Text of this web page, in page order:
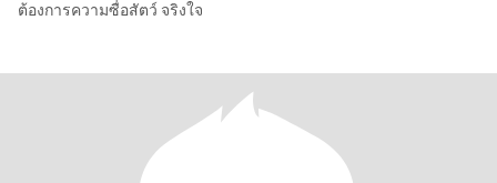
ต้องการความซื่อสัตว์ จริงใจ